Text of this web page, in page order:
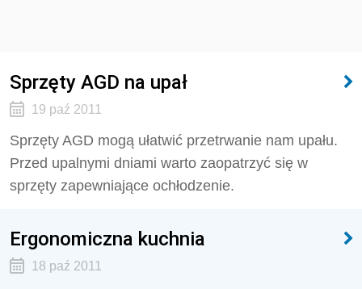
Sprzęty AGD na upał
19 paź 2011
Sprzęty AGD mogą ułatwić przetrwanie nam upału.
Przed upalnymi dniami warto zaopatrzyć się w
sprzęty zapewniające ochłodzenie.
Ergonomiczna kuchnia
18 paź 2011